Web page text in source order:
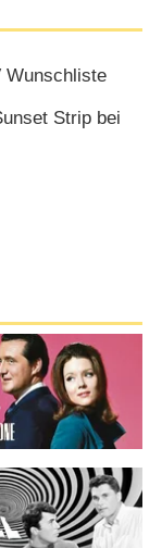
Wunschliste
Strip bei